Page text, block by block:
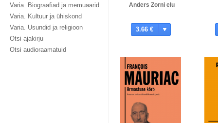
Varia. Biograafiad ja memuaarid
Varia. Kultuur ja ühiskond
Varia. Usundid ja religioon
Otsi ajakirju
Otsi audioraamatuid
Anders Zorni elu
3.66 €